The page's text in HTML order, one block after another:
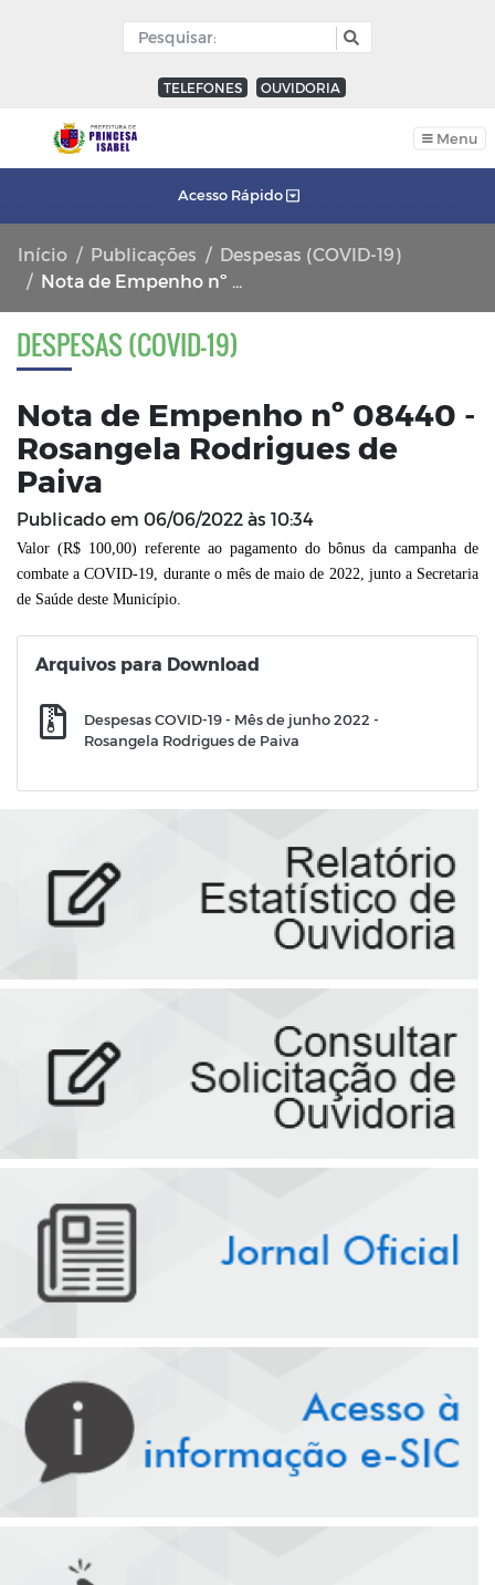
TELEFONES OUVIDORIA
Menu
Acesso Rápido
Início Publicações
Despesas (COVID-19)
Nota de Empenho nº 08440 - Rosangela Rodrigues de Paiva
DESPESAS (COVID-19)
Nota de Empenho nº 08440 -
Rosangela Rodrigues de
Paiva
Publicado em 06/06/2022 às 10:34
Valor (R$ 100,00) referente ao pagamento do bônus da campanha de
combate a COVID-19, durante o mês de maio de 2022, junto a Secretaria
de Saúde deste Município.
Arquivos para Download
Despesas COVID-19 - Mês de junho 2022 -
Rosangela Rodrigues de Paiva